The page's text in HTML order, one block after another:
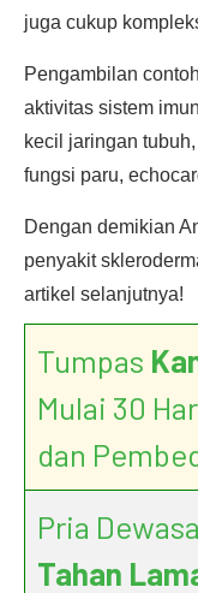
juga cukup
Pengambilan
aktivitas sistem
kecil jaringan
fungsi paru,
Dengan demikian
penyakit
artikel selanjutnya!
Tumpas
Mulai 30
dan
Pria
Tahan